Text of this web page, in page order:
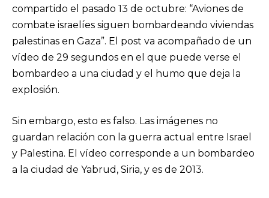
compartido el pasado 13 de octubre: “Aviones de
combate israelíes siguen bombardeando viviendas
palestinas en Gaza”. El post va acompañado de un
vídeo de 29 segundos en el que puede verse el
bombardeo a una ciudad y el humo que deja la
explosión.
Sin embargo, esto es falso. Las imágenes no
guardan relación con la guerra actual entre Israel
y Palestina. El vídeo corresponde a un bombardeo
a la ciudad de Yabrud, Siria, y es de 2013.